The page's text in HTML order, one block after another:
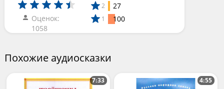
Оценок:
1058
2 27
1 100
Похожие аудиосказки
7:33 4:55